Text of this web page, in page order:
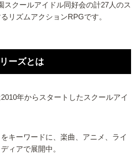
スクールアイドル同好会の計27人のス
リズムアクションRPGです。
ーズとは
年からスタートしたスクールアイ
キーワードに、楽曲、アニメ、ライ
ィアで展開中。